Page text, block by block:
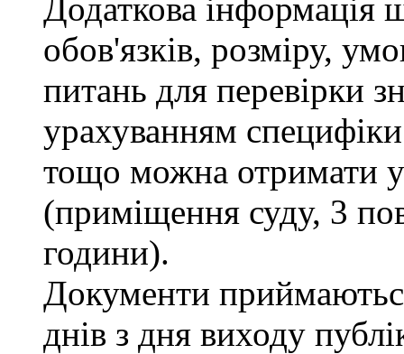
Додаткова інформація
обов'язків, розміру,
питань для перевірки
урахуванням
тощо можна отримати у
(приміщення суду, 3
години).
Документи
днів з дня виходу